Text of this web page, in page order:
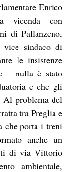
Enrico
vicenda con
di Pallanzeno,
vice sindaco di
le insistenze
– nulla è stato
e che gli
Al problema del
tra Preglia e
che porta i treni
anche un
di via Vittorio
ambientale,